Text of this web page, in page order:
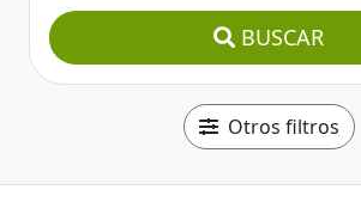
BUSCAR
Otros filtros